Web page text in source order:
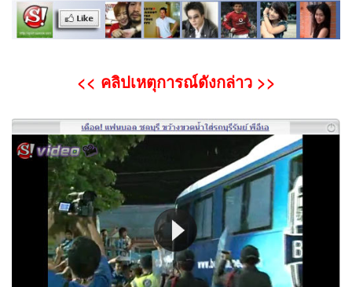
<< คลิปเหตุการณ์ดังกล่าว >>